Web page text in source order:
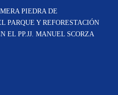
PIEDRA DE
PARQUE Y REFORESTACIÓN
EL PP.JJ. MANUEL SCORZA